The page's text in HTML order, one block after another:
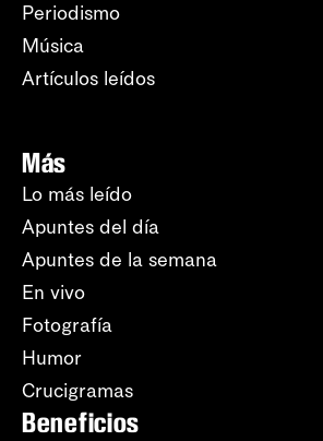
Periodismo
Música
Artículos leídos
Más
Lo más leído
Apuntes del día
Apuntes de la semana
En vivo
Fotografía
Humor
Crucigramas
Beneficios